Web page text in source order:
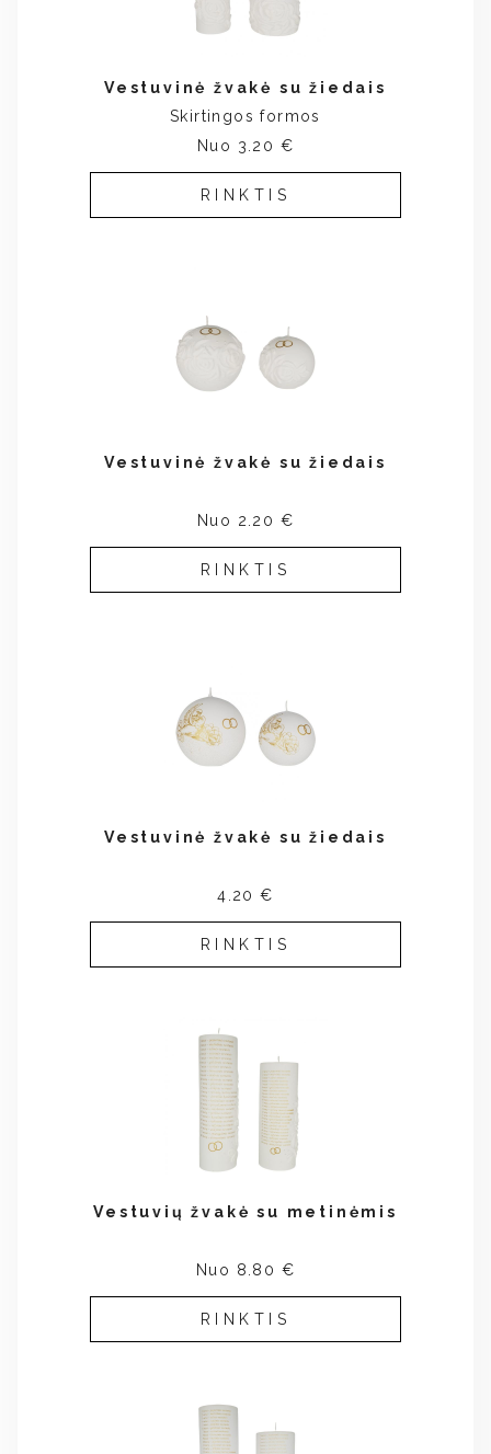
Vestuvinė žvakė su žiedais
Skirtingos formos
Nuo 3.20 €
RINKTIS
Vestuvinė žvakė su žiedais
Nuo 2.20 €
RINKTIS
Vestuvinė žvakė su žiedais
4.20 €
RINKTIS
Vestuvių žvakė su metinėmis
Nuo 8.80 €
RINKTIS